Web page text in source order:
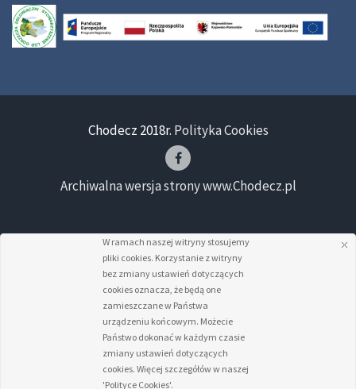
Chodecz 2018r. Polityka Cookies
Archiwalna wersja strony www.Chodecz.pl
W ramach naszej witryny stosujemy
pliki cookies. Korzystanie z witryny
bez zmiany ustawień dotyczących
cookies oznacza, że będą one
zamieszczane w Państwa
urządzeniu końcowym. Możecie
Państwo dokonać w każdym czasie
zmiany ustawień dotyczących
cookies. Więcej szczegółów w naszej
'Polityce Cookies'.